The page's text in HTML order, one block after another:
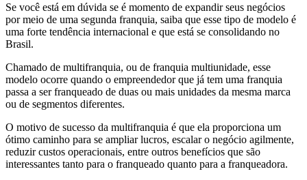
Se você está em dúvida se é momento de expandir seus negócios
por meio de uma segunda franquia, saiba que esse tipo de modelo é
uma forte tendência internacional e que está se consolidando no
Brasil.
Chamado de multifranquia, ou de franquia multiunidade, esse
modelo ocorre quando o empreendedor que já tem uma franquia
passa a ser franqueado de duas ou mais unidades da mesma marca
ou de segmentos diferentes.
O motivo de sucesso da multifranquia é que ela proporciona um
ótimo caminho para se ampliar lucros, escalar o negócio agilmente,
reduzir custos operacionais, entre outros benefícios que são
interessantes tanto para o franqueado quanto para a franqueadora.